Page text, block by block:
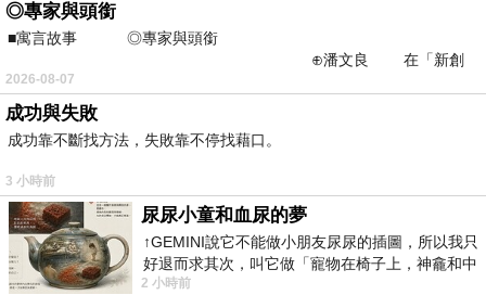
◎專家與頭銜
■寓言故事 ◎專家與頭銜
⊕潘文良 在「新創
之谷」裡——
2026-08-07
成功與失敗
成功靠不斷找方法，失敗靠不停找藉口。
3 小時前
尿尿小童和血尿的夢
↑GEMINI說它不能做小朋友尿尿的插圖，所以我只
好退而求其次，叫它做「寵物在椅子上，神龕和中
年人臉孔」的畫了。 六月底
2 小時前